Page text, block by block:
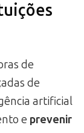
de
de
artificial
e prevenir